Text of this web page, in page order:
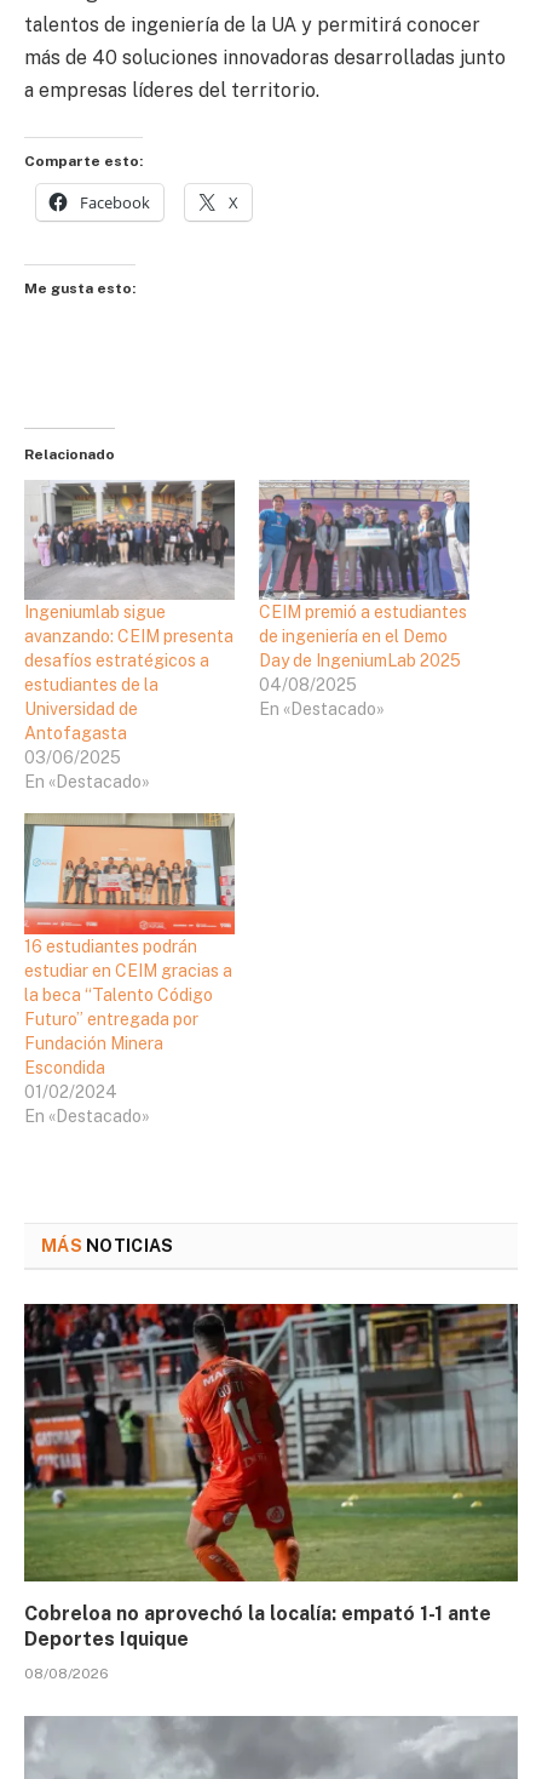
talentos de ingeniería de la UA y permitirá conocer
más de 40 soluciones innovadoras desarrolladas junto
a empresas líderes del territorio.
Comparte esto:
Facebook X
Me gusta esto:
Relacionado
Ingeniumlab sigue
avanzando: CEIM presenta
desafíos estratégicos a
estudiantes de la
Universidad de
Antofagasta
03/06/2025
En «Destacado»
CEIM premió a estudiantes
de ingeniería en el Demo
Day de IngeniumLab 2025
04/08/2025
En «Destacado»
16 estudiantes podrán
estudiar en CEIM gracias a
la beca “Talento Código
Futuro” entregada por
Fundación Minera
Escondida
01/02/2024
En «Destacado»
MÁS NOTICIAS
Cobreloa no aprovechó la localía: empató 1-1 ante
Deportes Iquique
08/08/2026